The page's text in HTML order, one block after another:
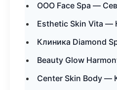
ООО Face Spa —
Esthetic Skin Vita —
Клиника Diamond
Beauty Glow
Center Skin Body —